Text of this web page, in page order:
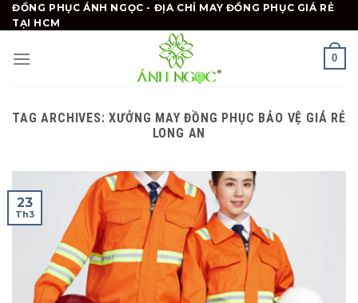
Skip
to
ĐỒNG PHỤC ÁNH NGỌC - ĐỊA CHỈ MAY ĐỒNG PHỤC GIÁ RẺ
TẠI HCM
0
TAG ARCHIVES:XƯỞNG MAY ĐỒNG PHỤC BẢO VỆ GIÁ RẺ
LONG AN
23
Th3